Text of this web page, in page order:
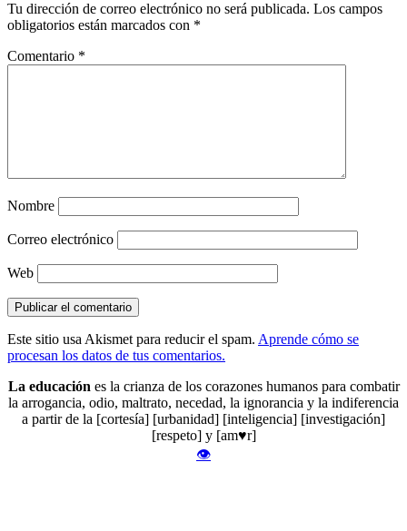
Tu dirección de correo electrónico no será publicada. Los campos
obligatorios están marcados con *
Comentario *
Nombre
Correo electrónico
Web
Este sitio usa Akismet para reducir el spam. Aprende cómo se
procesan los datos de tus comentarios.
La educaciónes la crianza de los corazones humanos para combatir
la arrogancia, odio, maltrato, necedad, la ignorancia y la indiferencia
a partir de la [cortesía] [urbanidad] [inteligencia] [investigación]
[respeto] y [am♥r]
👁